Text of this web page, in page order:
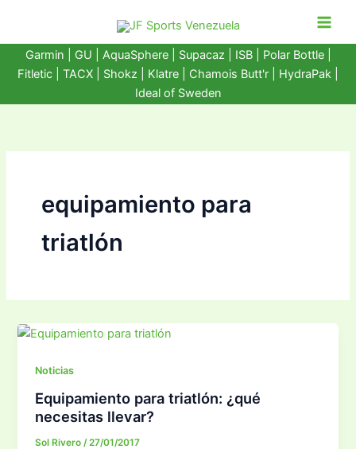
contenido
Garmin GU AquaSphere| Supacaz | ISB | Polar Bottle|
Fitletic
TACX Shokz Klatre Chamois Butt'r HydraPak
Ideal of Sweden
equipamiento para
triatlón
Noticias
Equipamiento para triatlón: ¿qué
necesitas llevar?
Sol Rivero /27/01/2017